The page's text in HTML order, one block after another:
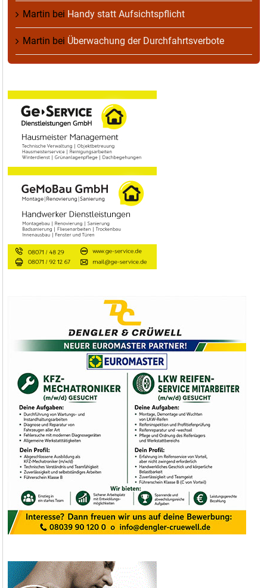
Martin bei Handy statt Aufsichtspflicht
Martin bei Überwachung der Durchfahrtsverbote